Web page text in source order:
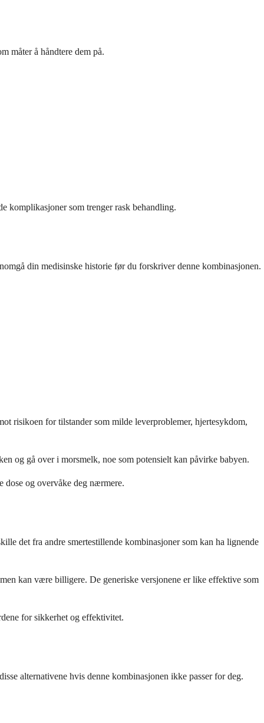
måter å håndtere dem på.
komplikasjoner som trenger rask behandling.
din medisinske historie før du forskriver denne kombinasjonen.
risikoen for tilstander som milde leverproblemer, hjertesykdom,
og gå over i morsmelk, noe som potensielt kan påvirke babyen.
dose og overvåke deg nærmere.
det fra andre smertestillende kombinasjoner som kan ha lignende
kan være billigere. De generiske versjonene er like effektive som
for sikkerhet og effektivitet.
alternativene hvis denne kombinasjonen ikke passer for deg.